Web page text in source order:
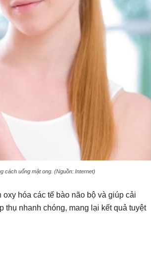
cách uống mật ong. (Nguồn: Internet)
hóa các tế bào não bộ và giúp cải
thụ nhanh chóng, mang lại kết quả tuyệt